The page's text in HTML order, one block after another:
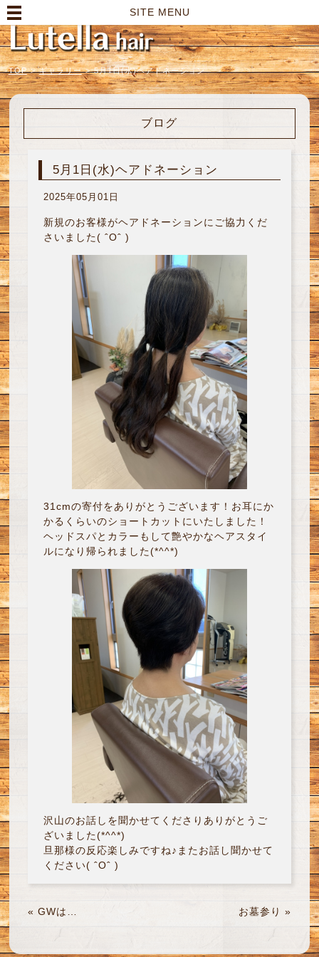
SITE MENU
TOP > ギャラリー > 5月1日(水)ヘアドネーション
ブログ
5月1日(水)ヘアドネーション
2025年05月01日
新規のお客様がヘアドネーションにご協力くだ
さいました( ˆОˆ )
31cmの寄付をありがとうございます！お耳にか
かるくらいのショートカットにいたしました！
ヘッドスパとカラーもして艶やかなヘアスタイ
ルになり帰られました(*^^*)
沢山のお話しを聞かせてくださりありがとうご
ざいました(*^^*)
旦那様の反応楽しみですね♪またお話し聞かせて
ください( ˆОˆ )
« GWは… お墓参り »